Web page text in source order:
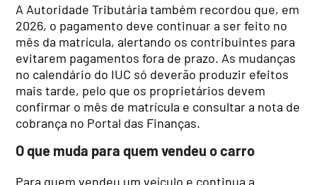
A Autoridade Tributária também recordou que, em
2026, o pagamento deve continuar a ser feito no
mês da matrícula, alertando os contribuintes para
evitarem pagamentos fora de prazo. As mudanças
no calendário do IUC só deverão produzir efeitos
mais tarde, pelo que os proprietários devem
confirmar o mês de matrícula e consultar a nota de
cobrança no Portal das Finanças.
O que muda para quem vendeu o carro
Para quem vendeu um veículo e continua a